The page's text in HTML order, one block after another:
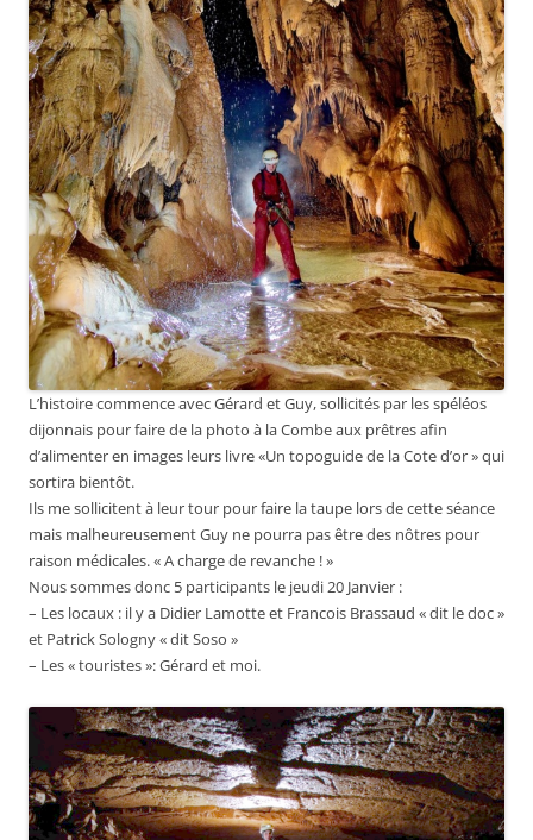
L’histoire commence avec Gérard et Guy, sollicités par les spéléos
dijonnais pour faire de la photo à la Combe aux prêtres afin
d’alimenter en images leurs livre «Un topoguide de la Cote d’or » qui
sortira bientôt.
Ils me sollicitent à leur tour pour faire la taupe lors de cette séance
mais malheureusement Guy ne pourra pas être des nôtres pour
raison médicales. « A charge de revanche ! »
Nous sommes donc 5 participants le jeudi 20 Janvier :
– Les locaux : il y a Didier Lamotte et Francois Brassaud « dit le doc »
et Patrick Sologny « dit Soso »
– Les « touristes »: Gérard et moi.